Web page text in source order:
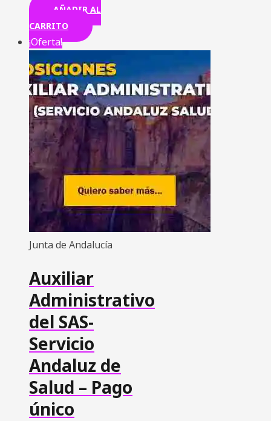
AÑADIR AL
CARRITO
¡Oferta!
Junta de Andalucía
Auxiliar
Administrativo
del SAS-
Servicio
Andaluz de
Salud – Pago
único